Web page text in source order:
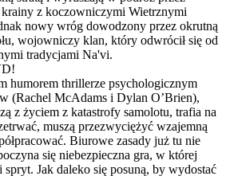
krainy z koczowniczymi Wietrznymi
nowy wróg dowodzony przez okrutną
wojowniczy klan, który odwrócił się od
tradycjami Na'vi.
humorem thrillerze psychologicznym
(Rachel McAdams i Dylan O’Brien),
z życiem z katastrofy samolotu, trafia na
muszą przezwyciężyć wzajemną
Biurowe zasady już tu nie
się niebezpieczna gra, w której
spryt. Jak daleko się posuną, by wydostać